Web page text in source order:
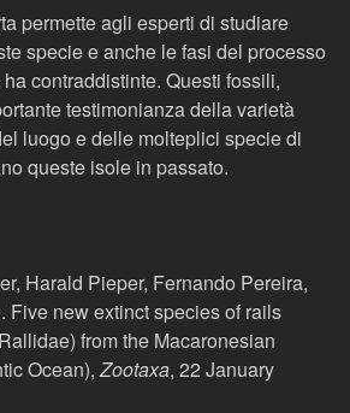
permette agli esperti di studiare
specie e anche le fasi del processo
contraddistinte. Questi fossili,
testimonianza della varietà
luogo e delle molteplici specie di
queste isole in passato.
Harald Pieper, Fernando Pereira,
Five new extinct species of rails
from the Macaronesian
Ocean),Zootaxa, 22 January